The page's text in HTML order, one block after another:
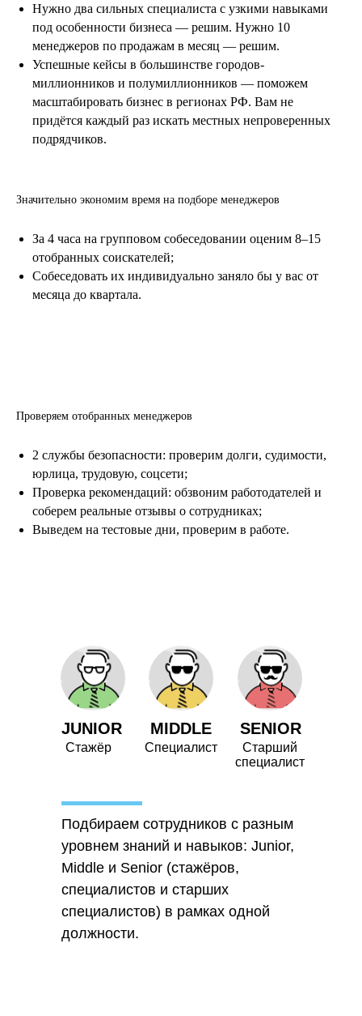
Нужно два сильных специалиста с узкими навыками
под особенности бизнеса — решим. Нужно 10
менеджеров по продажам в месяц — решим.
Успешные кейсы в большинстве городов-
миллионников и полумиллионников — поможем
масштабировать бизнес в регионах РФ. Вам не
придётся каждый раз искать местных непроверенных
подрядчиков.
Значительно экономим время на подборе менеджеров
За 4 часа на групповом собеседовании оценим 8–15
отобранных соискателей;
Собеседовать их индивидуально заняло бы у вас от
месяца до квартала.
Проверяем отобранных менеджеров
2 службы безопасности: проверим долги, судимости,
юрлица, трудовую, соцсети;
Проверка рекомендаций: обзвоним работодателей и
соберем реальные отзывы о сотрудниках;
Выведем на тестовые дни, проверим в работе.
Подбираем сотрудников с разным
уровнем знаний и навыков: Junior,
Middle и Senior (стажёров,
специалистов и старших
специалистов) в рамках одной
должности.
JUNIOR
Стажёр
MIDDLE
Специалист
SENIOR
Старший
специалист